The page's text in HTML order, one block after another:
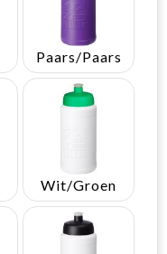
Paars/Paars
Wit/Groen